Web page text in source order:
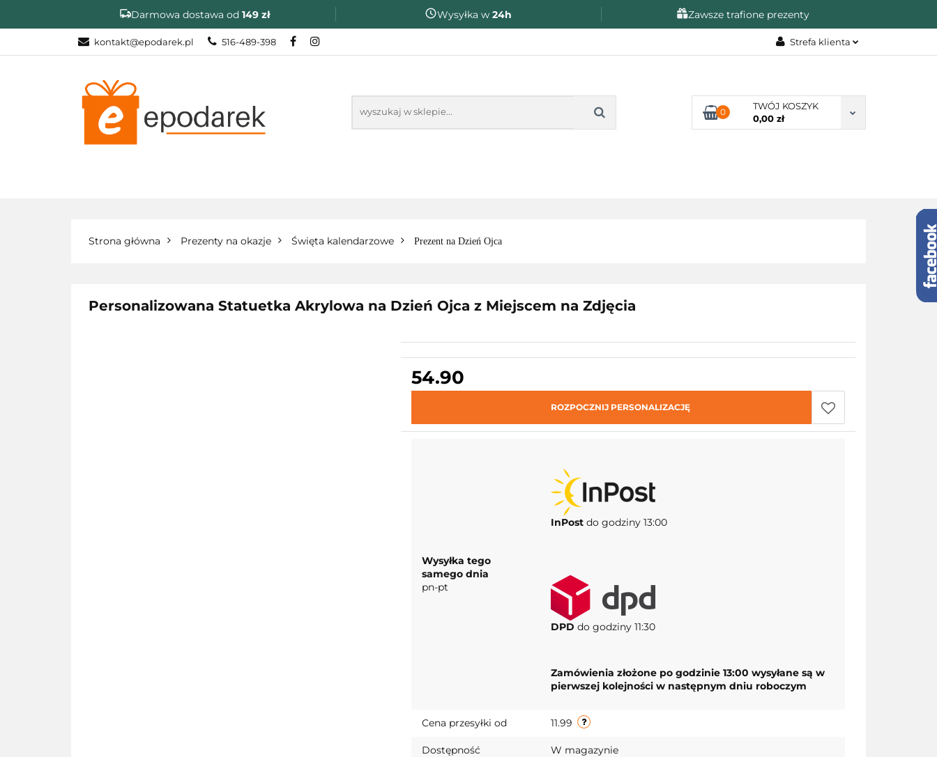
Darmowa dostawa od149 zł Wysyłka w24h Zawsze trafione prezenty
kontakt@epodarek.pl 516-489-398 Strefa klienta
Zarejestruj się
Dodaj zgłoszenie
0
TWÓJ KOSZYK
0,00 zł
DZIEŃ OJCA ZAKOŃCZENIE ROKU SZKOLNEGO
Strona główna Prezenty na okazje Święta kalendarzowe Prezent na Dzień Ojca
Personalizowana Statuetka Akrylowa na Dzień Ojca z Miejscem na Zdjęcia
54.90
ROZPOCZNIJ PERSONALIZACJĘ
Wysyłka tego
samego dnia
pn-pt
InPostdo godziny 13:00
DPD do godziny 11:30
Zamówienia złożone po godzinie 13:00 wysyłane są w
pierwszej kolejności w następnym dniu roboczym
Cena przesyłki od 11.99
Dostępność W magazynie